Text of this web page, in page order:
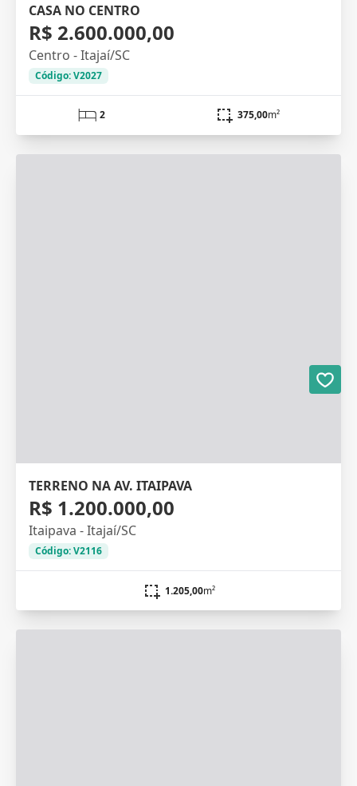
CASA NO CENTRO
R$ 2.600.000,00
Centro - Itajaí/SC
Código: V2027
2 375,00m²
TERRENO NA AV. ITAIPAVA
R$ 1.200.000,00
Itaipava - Itajaí/SC
Código: V2116
1.205,00m²